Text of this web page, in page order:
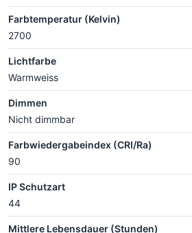
Farbtemperatur (Kelvin)
2700
Lichtfarbe
Warmweiss
Dimmen
Nicht dimmbar
Farbwiedergabeindex (CRI/Ra)
90
IP Schutzart
44
Mittlere Lebensdauer (Stunden)